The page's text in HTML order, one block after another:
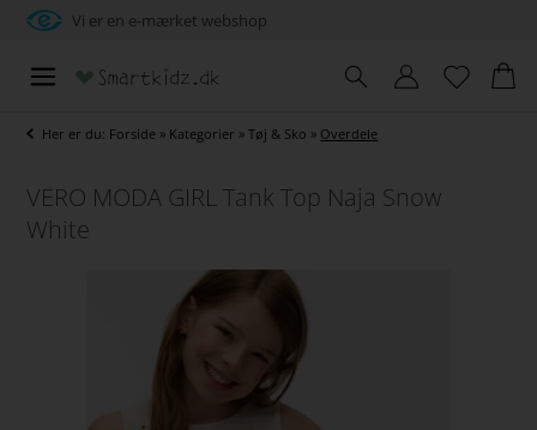
Vi er en e-mærket webshop
Her er du: Forside » Kategorier »Tøj & Sko » Overdele
VERO MODA GIRL Tank Top Naja Snow
White